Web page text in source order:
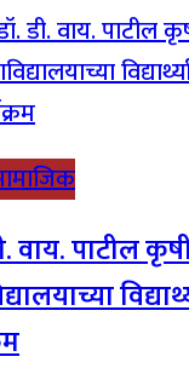
वाय. पाटील